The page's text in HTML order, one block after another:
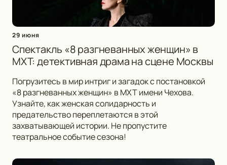
29 июня
Спектакль «8 разгневанных женщин» в
МХТ: детективная драма на сцене Москвы
Погрузитесь в мир интриг и загадок с постановкой
«8 разгневанных женщин» в МХТ имени Чехова.
Узнайте, как женская солидарность и
предательство переплетаются в этой
захватывающей истории. Не пропустите
театральное событие сезона!